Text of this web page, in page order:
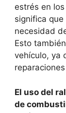
estrés en
significa
necesidad
Esto
vehículo, ya
El uso del
de